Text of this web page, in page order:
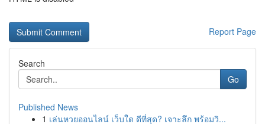
Report Page
Search
Go
Published News
1 เล่นหวยออนไลน์ เว็บใด ดีที่สุด? เจาะลึก พร้อมวิ...